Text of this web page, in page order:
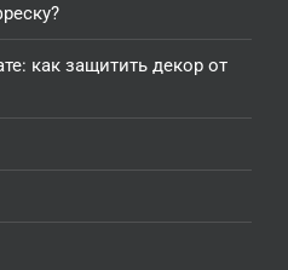
как защитить декор от